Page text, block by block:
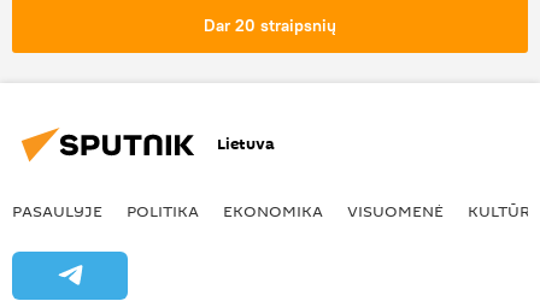
Dar 20 straipsnių
Lietuva
PASAULYJE POLITIKA EKONOMIKA VISUOMENĖ KULTŪRA